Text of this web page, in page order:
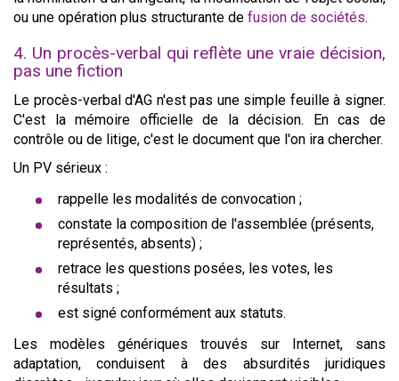
ou une opération plus structurante de fusion de sociétés.
4. Un procès-verbal qui reflète une vraie décision,
pas une fiction
Le procès-verbal d'AG n'est pas une simple feuille à signer.
C'est la mémoire officielle de la décision. En cas de
contrôle ou de litige, c'est le document que l'on ira chercher.
Un PV sérieux :
rappelle les modalités de convocation ;
constate la composition de l'assemblée (présents,
représentés, absents) ;
retrace les questions posées, les votes, les
résultats ;
est signé conformément aux statuts.
Les modèles génériques trouvés sur Internet, sans
adaptation, conduisent à des absurdités juridiques